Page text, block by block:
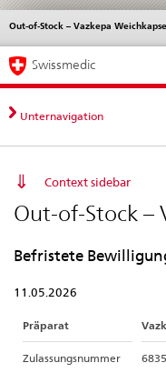
Direktnavigation
News,
Kontakt
News & Updates
Out-of-Stock – Vazkepa
Sprachwahl
Service
Hauptnavigation
Swissmedic
Unternavigation
Context sidebar
Out-of-Stock –
Befristete
11.05.2026
Präparat
Zulassungsnummer